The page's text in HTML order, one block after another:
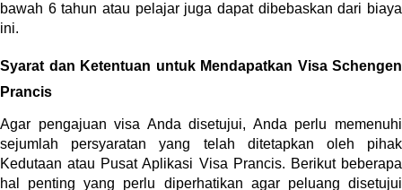
bawah 6 tahun atau pelajar juga dapat dibebaskan dari biaya
ini.
Syarat dan Ketentuan untuk Mendapatkan Visa Schengen
Prancis
Agar pengajuan visa Anda disetujui, Anda perlu memenuhi
sejumlah persyaratan yang telah ditetapkan oleh pihak
Kedutaan atau Pusat Aplikasi Visa Prancis. Berikut beberapa
hal penting yang perlu diperhatikan agar peluang disetujui